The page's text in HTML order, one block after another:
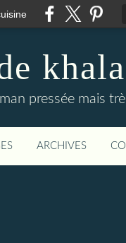
khala
pressée mais
ARCHIVES